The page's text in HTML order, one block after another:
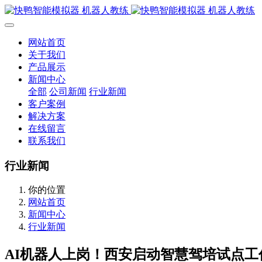
网站首页
关于我们
产品展示
新闻中心
全部 公司新闻 行业新闻
客户案例
解决方案
在线留言
联系我们
行业新闻
你的位置
网站首页
新闻中心
行业新闻
AI机器人上岗！西安启动智慧驾培试点工